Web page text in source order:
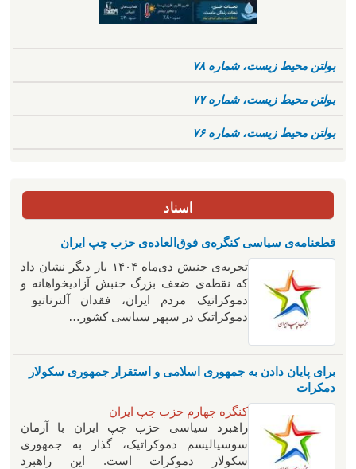
بولتن محیط زیست، شماره ۷۸
بولتن محیط زیست، شماره ۷۷
بولتن محیط زیست، شماره ۷۶
اسناد
قطعنامه‌ی سیاسی کنگره‌ی فوق‌العاده‌ی حزب چپ ایران
تجربه‌ی جنبش دی‌ماه ۱۴۰۴ بار دیگر نشان داد
که نقطه‌ی ضعف بزرگ جنبش آزادیخواهانه و
دموکراتیک مردم ایران، فقدان آلترناتیو
دموکراتیک در سپهر سیاسی کشور…
برای پایان دادن به جمهوری اسلامی و استقرار جمهوری سکولار
دمکرات
کنگره چهارم حزب چپ ایران
راهبرد سياسی حزب چپ ایران با آرمان
سوسیالیسم دموکراتیک، گذار به جمهوری
سکولار دموکرات است. این راهبرد